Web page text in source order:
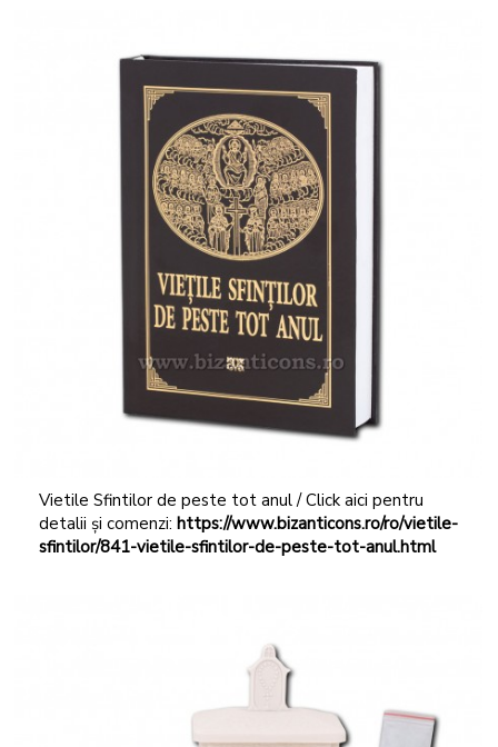
Vietile Sfintilor de peste tot anul / Click aici pentru
detalii și comenzi: https://www.bizanticons.ro/ro/vietile-
sfintilor/841-vietile-sfintilor-de-peste-tot-anul.html